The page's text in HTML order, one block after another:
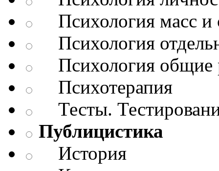
Психология масс и
Психология
Психология общие
Психотерапия
Тесты.
Публицистика
История